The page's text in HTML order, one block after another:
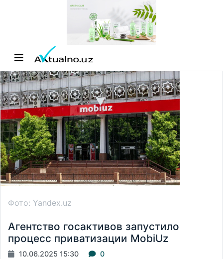
Фото: Yandex.uz
Агентство госактивов запустило
процесс приватизации MobiUz
10.06.2025 15:30 0